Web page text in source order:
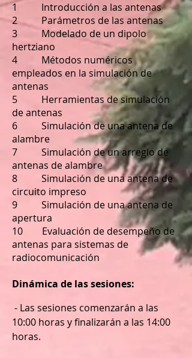
1 Introducción a las antenas
2 Parámetros de las antenas
3 Modelado de un dipolo
hertziano
4 Métodos numéricos
empleados en la simulación de
antenas
5 Herramientas de simulación
de antenas
6 Simulación de una antena de
alambre
7 Simulación de un arreglo de
antenas de alambre
8 Simulación de una antena de
circuito impreso
9 Simulación de una antena de
apertura
10 Evaluación de desempeño de
antenas para sistemas de
radiocomunicación
Dinámica de las sesiones:
- Las sesiones comenzarán a las
10:00 horas y finalizarán a las 14:00
horas.